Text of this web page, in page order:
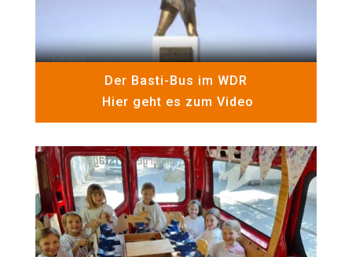
Der Basti-Bus im WDR
Hier geht es zum Video